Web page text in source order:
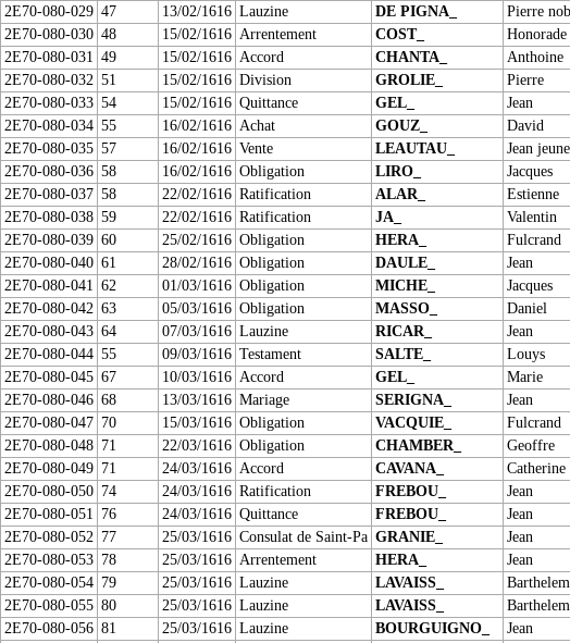
2E70-080-029 47 13/02/1616 Lauzine DE PIGNA_ Pierre
2E70-080-030 48 15/02/1616 Arrentement COST_ Honorade
2E70-080-031
49 15/02/1616 Accord CHANTA_ Anthoine
2E70-080-032 51 15/02/1616 Division GROLIE_ Pierre
2E70-080-033 54 15/02/1616 Quittance GEL_ Jean
2E70-080-034 55 16/02/1616 Achat GOUZ_ David
2E70-080-035 57 16/02/1616 Vente LEAUTAU_ Jean jeune
2E70-080-036 58 16/02/1616 Obligation LIRO_ Jacques
2E70-080-037 58 22/02/1616 Ratification ALAR_ Estienne
2E70-080-038 59 22/02/1616 Ratification JA_ Valentin
2E70-080-039 60 25/02/1616 Obligation HERA_ Fulcrand
2E70-080-040 61 28/02/1616 Obligation DAULE_ Jean
2E70-080-041
62 01/03/1616 Obligation MICHE_ Jacques
2E70-080-042 63 05/03/1616 Obligation MASSO_ Daniel
2E70-080-043 64 07/03/1616 Lauzine RICAR_ Jean
2E70-080-044 55 09/03/1616 Testament SALTE_ Louys
2E70-080-045 67 10/03/1616 Accord GEL_ Marie
2E70-080-046 68 13/03/1616 Mariage SERIGNA_ Jean
2E70-080-047 70 15/03/1616 Obligation VACQUIE_ Fulcrand
2E70-080-048 71 22/03/1616 Obligation CHAMBER_ Geoffre
2E70-080-049 71 24/03/1616 Accord CAVANA_ Catherine
2E70-080-050 74 24/03/1616 Ratification FREBOU_ Jean
2E70-080-051
76 24/03/1616 Quittance FREBOU_ Jean
2E70-080-052 77 25/03/1616 Consulat de Saint-Pa GRANIE_ Jean
2E70-080-053 78 25/03/1616 Arrentement HERA_ Jean
2E70-080-054 79 25/03/1616 Lauzine LAVAISS_
2E70-080-055 80 25/03/1616 Lauzine LAVAISS_
2E70-080-056 81 25/03/1616 Lauzine BOURGUIGNO_ Jean